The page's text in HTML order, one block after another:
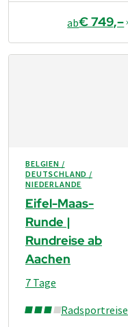
ab€ 749,–
BELGIEN /
DEUTSCHLAND /
NIEDERLANDE
Eifel-Maas-
Runde |
Rundreise ab
Aachen
Radsportreise
7 Tage